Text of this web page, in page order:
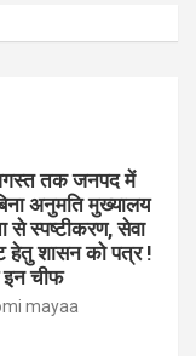
तक जनपद में
अनुमति मुख्यालय
से स्पष्टीकरण, सेवा
हेतु शासन को पत्र !
चीफ
mayaa